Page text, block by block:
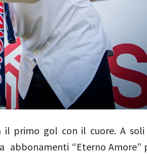
il primo gol con il cuore. A
abbonamenti “Eterno Amore”